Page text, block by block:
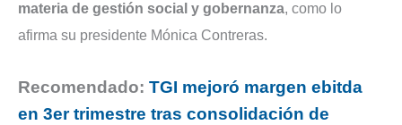
materia de gestión social y gobernanza, como lo
afirma su presidente Mónica Contreras.
Recomendado: TGI mejoró margen ebitda
en 3er trimestre tras consolidación de